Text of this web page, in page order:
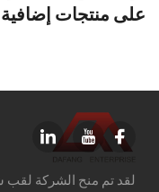
على منتجات إضافية
لقد تم منح الشركة